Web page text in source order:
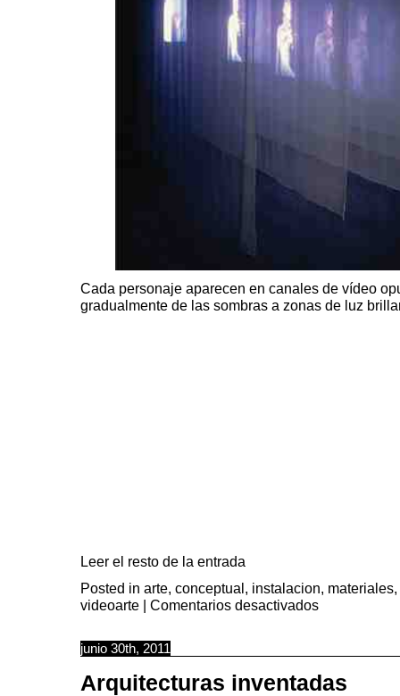
Cada personaje aparecen en canales de vídeo
gradualmente de las sombras a zonas de luz
Leer el resto de la entrada
Posted in arte, conceptual, instalacion, materiales,
videoarte | Comentarios desactivados1000
junio 30th, 2011
Arquitecturas inventadas